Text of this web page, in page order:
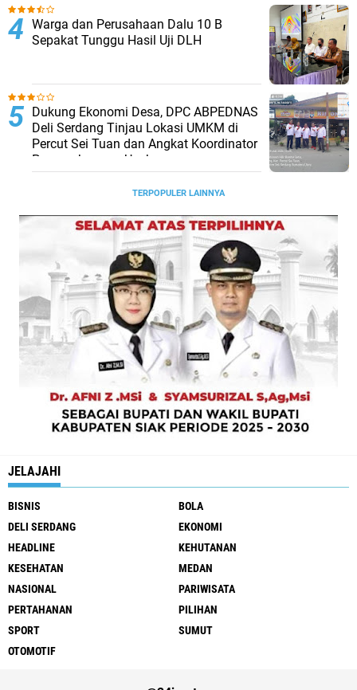
Warga dan Perusahaan Dalu 10 B
Sepakat Tunggu Hasil Uji DLH
Dukung Ekonomi Desa, DPC ABPEDNAS
Deli Serdang Tinjau Lokasi UMKM di
Percut Sei Tuan dan Angkat Koordinator
Pengembangan Usaha
TERPOPULER LAINNYA
JELAJAHI
BISNIS
BOLA
DELI SERDANG
EKONOMI
HEADLINE
KEHUTANAN
KESEHATAN
MEDAN
NASIONAL
PARIWISATA
PERTAHANAN
PILIHAN
SPORT
SUMUT
OTOMOTIF